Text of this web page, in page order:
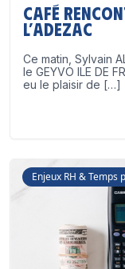
Café
l’ADEZAC
Ce matin, Sylvain
le GEYVO ILE DE
eu le plaisir de […]
Enjeux RH & Temps